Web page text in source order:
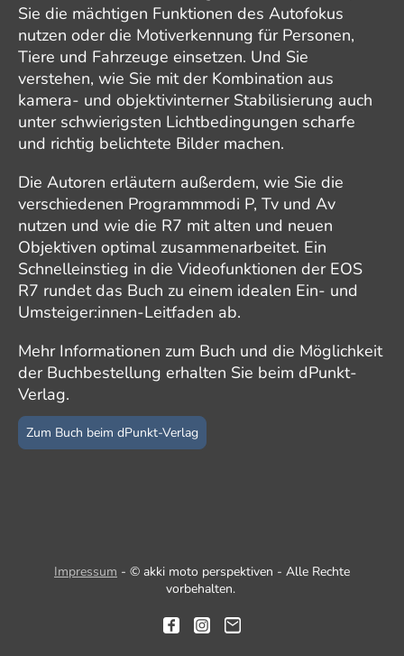
Sie die mächtigen Funktionen des Autofokus
nutzen oder die Motiverkennung für Personen,
Tiere und Fahrzeuge einsetzen. Und Sie
verstehen, wie Sie mit der Kombination aus
kamera- und objektivinterner Stabilisierung auch
unter schwierigsten Lichtbedingungen scharfe
und richtig belichtete Bilder machen.
Die Autoren erläutern außerdem, wie Sie die
verschiedenen Programmmodi P, Tv und Av
nutzen und wie die R7 mit alten und neuen
Objektiven optimal zusammenarbeitet. Ein
Schnelleinstieg in die Videofunktionen der EOS
R7 rundet das Buch zu einem idealen Ein- und
Umsteiger:innen-Leitfaden ab.
Mehr Informationen zum Buch und die Möglichkeit
der Buchbestellung erhalten Sie beim dPunkt-
Verlag.
Zum Buch beim dPunkt-Verlag
Impressum - © akki moto perspektiven - Alle Rechte
vorbehalten.